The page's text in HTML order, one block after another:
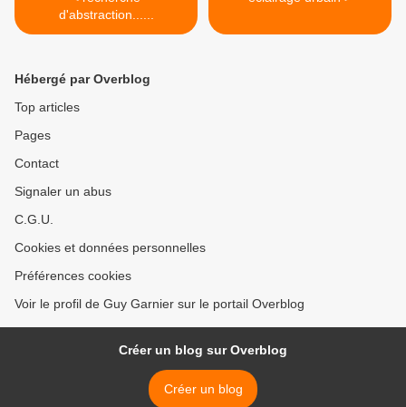
d'abstraction......
Hébergé par Overblog
Top articles
Pages
Contact
Signaler un abus
C.G.U.
Cookies et données personnelles
Préférences cookies
Voir le profil de Guy Garnier sur le portail Overblog
Créer un blog sur Overblog
Créer un blog